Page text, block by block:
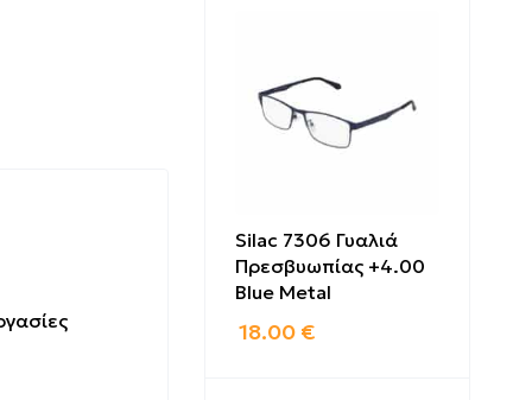
Silac 7306 Γυαλιά
Πρεσβυωπίας +4.00
Blue Metal
18.00 €